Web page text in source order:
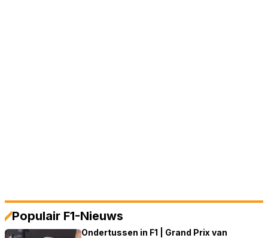
Populair F1-Nieuws
Ondertussen in F1 | Grand Prix van